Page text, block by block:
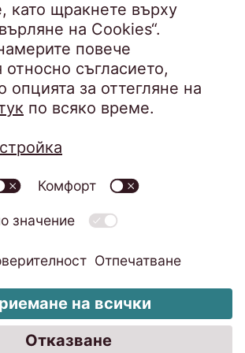
за поверителност
Система за сигнализация